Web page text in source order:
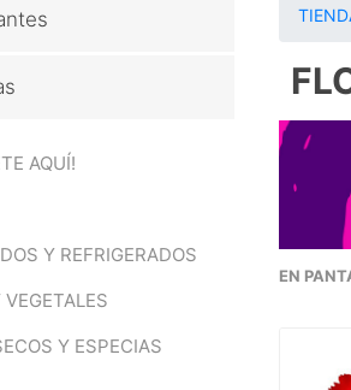
EN
AQUÍ!
Y REFRIGERADOS
Y ESPECIAS